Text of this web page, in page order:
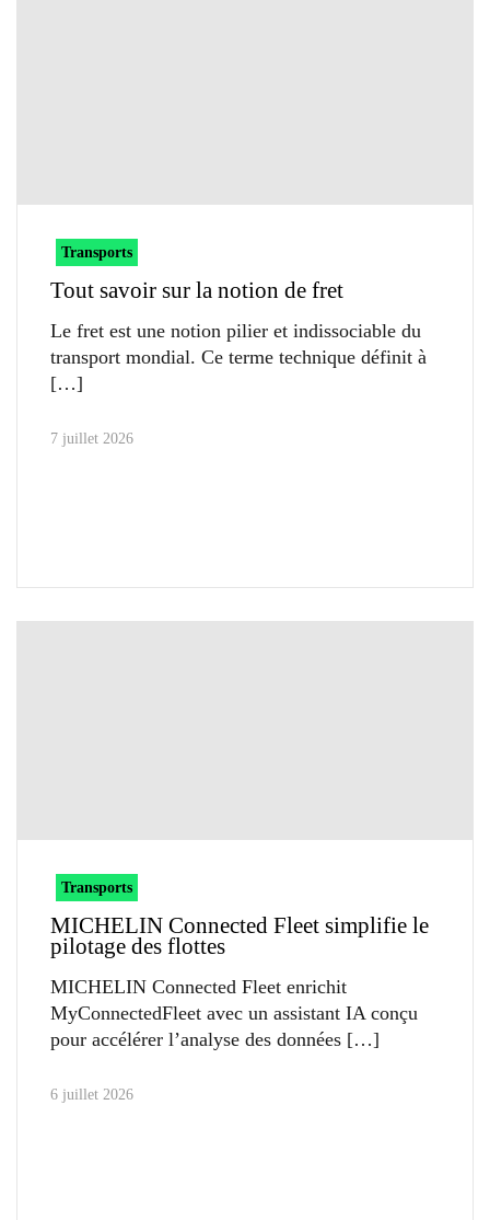
Transports
Tout savoir sur la notion de fret
Le fret est une notion pilier et indissociable du
transport mondial. Ce terme technique définit à
7 juillet 2026
Transports
MICHELIN Connected Fleet simplifie le
pilotage des flottes
MICHELIN Connected Fleet enrichit
MyConnectedFleet avec un assistant IA conçu
pour accélérer l’analyse des données
6 juillet 2026